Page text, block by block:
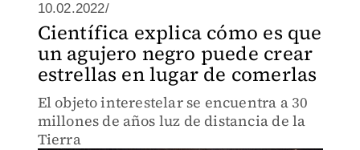
10.02.2022/
Científica explica cómo es que
un agujero negro puede crear
estrellas en lugar de comerlas
El objeto interestelar se encuentra a 30
millones de años luz de distancia de la
Tierra